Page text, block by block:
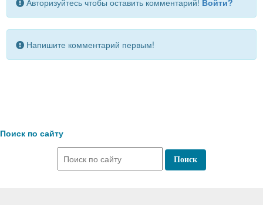
Авторизуйтесь чтобы оставить комментарий! Войти?
Напишите комментарий первым!
Поиск по сайту